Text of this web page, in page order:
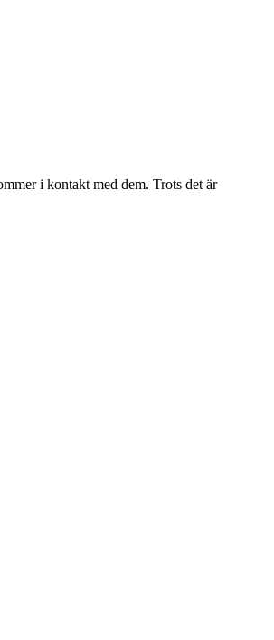
i kontakt med dem. Trots det är